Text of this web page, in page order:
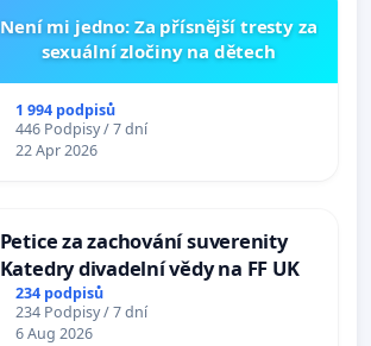
Není mi jedno: Za přísnější tresty za
sexuální zločiny na dětech
1 994 podpisů
446 Podpisy / 7 dní
22 Apr 2026
Petice za zachování suverenity
Katedry divadelní vědy na FF UK
234 podpisů
234 Podpisy / 7 dní
6 Aug 2026